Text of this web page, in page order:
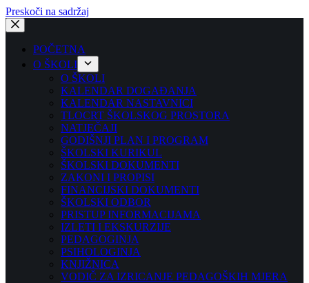
Preskoči na sadržaj
POČETNA
O ŠKOLI
O ŠKOLI
KALENDAR DOGAĐANJA
KALENDAR NASTAVNICI
TLOCRT ŠKOLSKOG PROSTORA
NATJEČAJI
GODIŠNJI PLAN I PROGRAM
ŠKOLSKI KURIKUL
ŠKOLSKI DOKUMENTI
ZAKONI I PROPISI
FINANCIJSKI DOKUMENTI
ŠKOLSKI ODBOR
PRISTUP INFORMACIJAMA
IZLETI I EKSKURZIJE
PEDAGOGINJA
PSIHOLOGINJA
KNJIŽNICA
VODIČ ZA IZRICANJE PEDAGOŠKIH MJERA